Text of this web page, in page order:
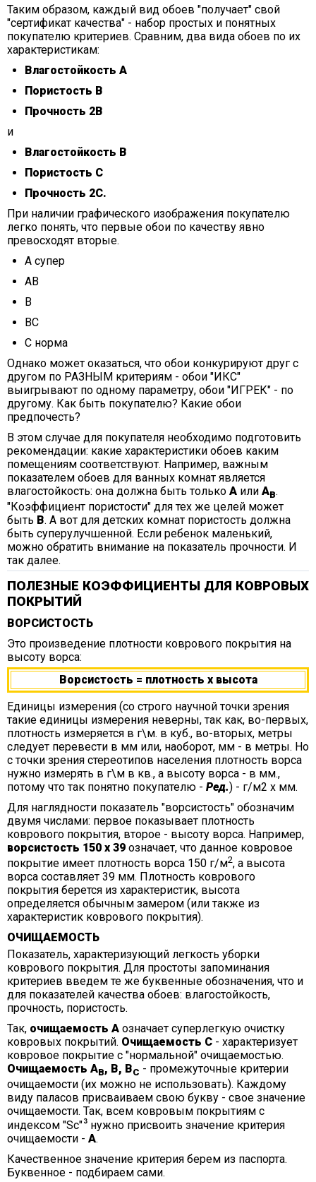
Таким образом, каждый вид обоев "получает" свой
"сертификат качества" - набор простых и понятных
покупателю критериев. Сравним, два вида обоев по их
характеристикам:
Влагостойкость А
Пористость В
Прочность 2В
и
Влагостойкость В
Пористость С
Прочность 2С.
При наличии графического изображения покупателю
легко понять, что первые обои по качеству явно
превосходят вторые.
А супер
АВ
В
ВС
С норма
Однако может оказаться, что обои конкурируют друг с
другом по РАЗНЫМ критериям - обои "ИКС"
выигрывают по одному параметру, обои "ИГРЕК" - по
другому. Как быть покупателю? Какие обои
предпочесть?
В этом случае для покупателя необходимо подготовить
рекомендации: какие характеристики обоев каким
помещениям соответствуют. Например, важным
показателем обоев для ванных комнат является
влагостойкость: она должна быть только А или АВ.
"Коэффициент пористости" для тех же целей может
быть В. А вот для детских комнат пористость должна
быть суперулучшенной. Если ребенок маленький,
можно обратить внимание на показатель прочности. И
так далее.
ПОЛЕЗНЫЕ КОЭФФИЦИЕНТЫ ДЛЯ КОВРОВЫХ
ПОКРЫТИЙ
ВОРСИСТОСТЬ
Это произведение плотности коврового покрытия на
высоту ворса:
Ворсистость = плотность х высота
Единицы измерения (cо строго научной точки зрения
такие единицы измерения неверны, так как, во-первых,
плотность измеряется в г\м. в куб., во-вторых, метры
следует перевести в мм или, наоборот, мм - в метры. Но
с точки зрения стереотипов населения плотность ворса
нужно измерять в г\м в кв., а высоту ворса - в мм.,
потому что так понятно покупателю - Ред.) - г/м2 х мм.
Для наглядности показатель "ворсистость" обозначим
двумя числами: первое показывает плотность
коврового покрытия, второе - высоту ворса. Например,
ворсистость 150 х 39 означает, что данное ковровое
покрытие имеет плотность ворса 150 г/м2, а высота
ворса составляет 39 мм. Плотность коврового
покрытия берется из характеристик, высота
определяется обычным замером (или также из
характеристик коврового покрытия).
ОЧИЩАЕМОСТЬ
Показатель, характеризующий легкость уборки
коврового покрытия. Для простоты запоминания
критериев введем те же буквенные обозначения, что и
для показателей качества обоев: влагостойкость,
прочность, пористость.
Так, очищаемость А означает суперлегкую очистку
ковровых покрытий. Очищаемость С - характеризует
ковровое покрытие с "нормальной" очищаемостью.
Очищаемость АВ, В, ВС - промежуточные критерии
очищаемости (их можно не использовать). Каждому
виду паласов присваиваем свою букву - свое значение
очищаемости. Так, всем ковровым покрытиям с
индексом "Sc"
нужно присвоить значение критерия
очищаемости - А.
Качественное значение критерия берем из паспорта.
Буквенное - подбираем сами.